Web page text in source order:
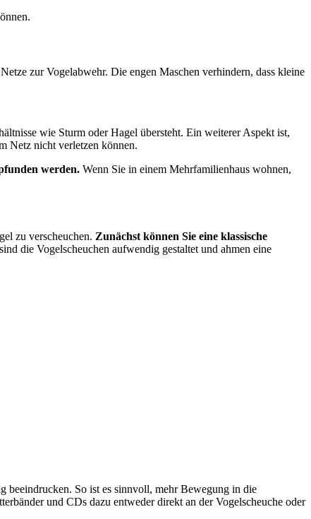
zur Vogelabwehr. Die engen Maschen verhindern, dass kleine
wie Sturm oder Hagel übersteht. Ein weiterer Aspekt ist,
Netz nicht verletzen können.
werden. Wenn Sie in einem Mehrfamilienhaus wohnen,
zu verscheuchen. Zunächst können Sie eine klassische
die Vogelscheuchen aufwendig gestaltet und ahmen eine
beeindrucken. So ist es sinnvoll, mehr Bewegung in die
und CDs dazu entweder direkt an der Vogelscheuche oder